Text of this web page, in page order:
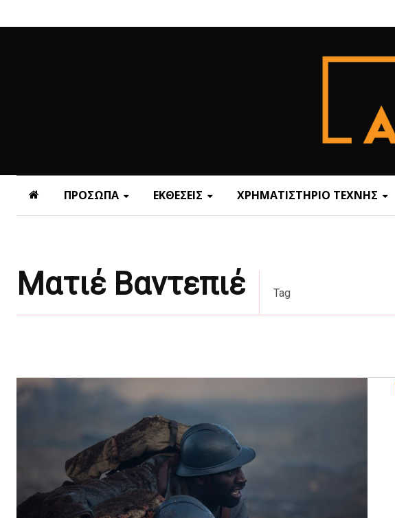
ΠΡΟΣΩΠΑ ΕΚΘΕΣΕΙΣ ΧΡΗΜΑΤΙΣΤΗΡΙΟ ΤΕΧΝΗΣ
Mατιέ Βαντεπιέ Tag